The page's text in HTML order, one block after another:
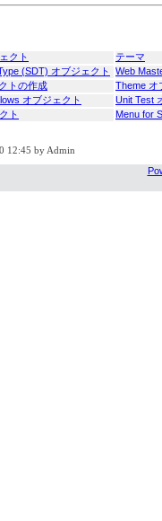
クト
テーマ
(SDT) オブジェクト
Web
トの作成
Theme オ
オブジェクト
Unit Test
ト
Menu for
12:45 by Admin